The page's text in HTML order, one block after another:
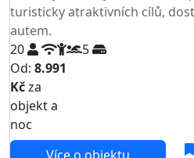
turisticky atraktivních cílů,
autem.
20
5
Od: 8.991
Kčza
objekt a
noc